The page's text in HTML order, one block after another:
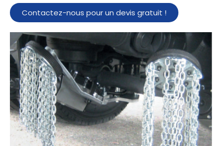
Contactez-nous pour un devis gratuit !